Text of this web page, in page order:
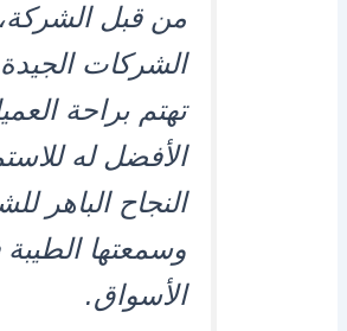
من قبل
الشركات
تهتم براحة
الأفضل له
النجاح الباهر
وسمعتها
الأسواق.